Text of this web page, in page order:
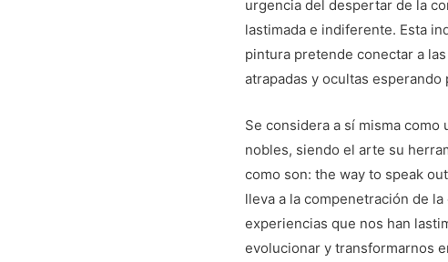
urgencia del despertar de la
lastimada e indiferente. Esta
pintura pretende conectar a
atrapadas y ocultas
Se considera a sí misma
nobles, siendo el arte su
como son: the way to speak
lleva a la compenetración de
experiencias que nos han
evolucionar y transformarnos